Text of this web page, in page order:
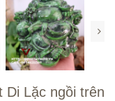
Lặc ngồi trên